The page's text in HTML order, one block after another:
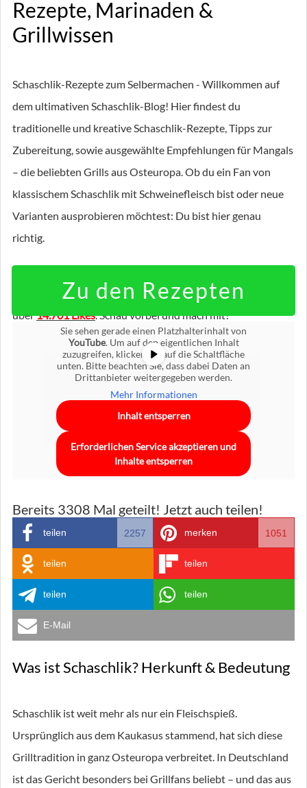
Rezepte, Marinaden &
Grillwissen
Schaschlik-Rezepte zum Selbermachen - Willkommen auf
dem ultimativen Schaschlik-Blog! Hier findest du
traditionelle und kreative Schaschlik-Rezepte, Tipps zur
Zubereitung, sowie ausgewählte Empfehlungen für Mangals
– die beliebten Grills aus Osteuropa. Ob du ein Fan von
klassischem Schaschlik mit Schweinefleisch bist oder neue
Varianten ausprobieren möchtest: Du bist hier genau
richtig.
Zu den Rezepten
Bereits über 19.687 Schaschlik Fans in der Community und
über14.701 Likes. Schau vorbei und mach mit!
Sie sehen gerade einen Platzhalterinhalt von
YouTube. Um auf den eigentlichen Inhalt
zuzugreifen, klicken Sie auf die Schaltfläche
unten. Bitte beachten Sie, dass dabei Daten an
Drittanbieter weitergegeben werden.
Mehr Informationen
Inhalt entsperren
Erforderlichen Service akzeptieren und
Inhalte entsperren
Bereits 3308 Mal geteilt! Jetzt auch teilen!
teilen 2257 merken 1051
teilen teilen
teilen teilen
E-Mail
Was ist Schaschlik? Herkunft & Bedeutung
Schaschlik ist weit mehr als nur ein Fleischspieß.
Ursprünglich aus dem Kaukasus stammend, hat sich diese
Grilltradition in ganz Osteuropa verbreitet. In Deutschland
ist das Gericht besonders bei Grillfans beliebt – und das aus